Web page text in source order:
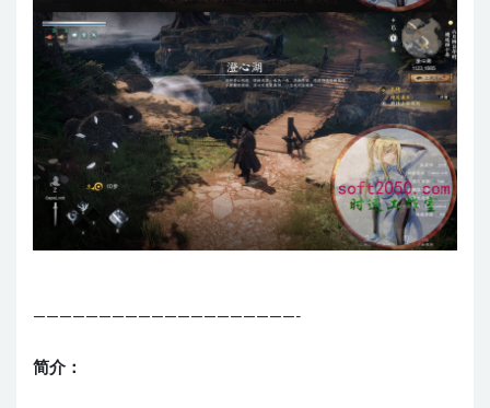
————————————————————-
简介：